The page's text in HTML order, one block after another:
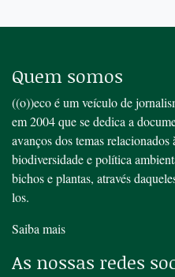
Quem somos
((o))eco é um veículo de
em 2004 que se dedica a
avanços dos temas relacionados
biodiversidade e política
bichos e plantas, através
los.
Saiba mais
As nossas redes